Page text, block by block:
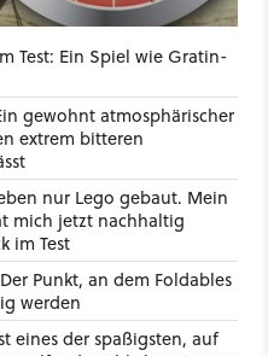
Test: Ein Spiel wie Gratin-
gewohnt atmosphärischer
extrem bitteren
nur Lego gebaut. Mein
mich jetzt nachhaltig
im Test
Punkt, an dem Foldables
werden
eines der spaßigsten, auf